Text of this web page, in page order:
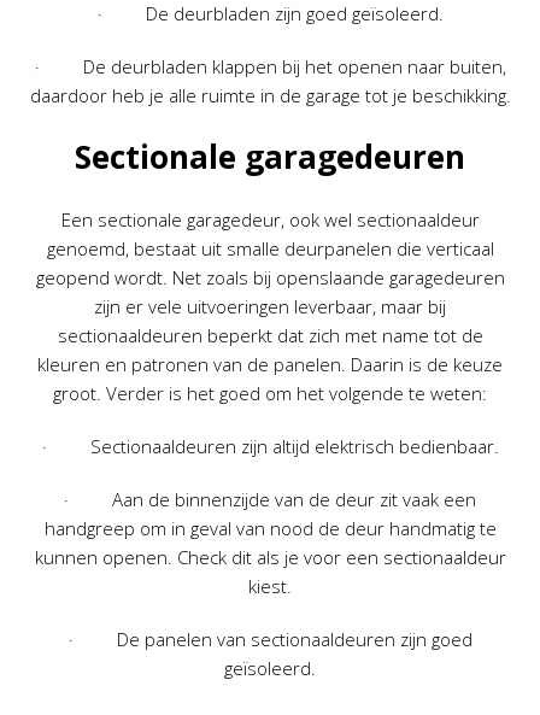
· De deurbladen zijn goed geïsoleerd.
· De deurbladen klappen bij het openen naar buiten,
daardoor heb je alle ruimte in de garage tot je beschikking.
Sectionale garagedeuren
Een sectionale garagedeur, ook wel sectionaaldeur
genoemd, bestaat uit smalle deurpanelen die verticaal
geopend wordt. Net zoals bij openslaande garagedeuren
zijn er vele uitvoeringen leverbaar, maar bij
sectionaaldeuren beperkt dat zich met name tot de
kleuren en patronen van de panelen. Daarin is de keuze
groot. Verder is het goed om het volgende te weten:
· Sectionaaldeuren zijn altijd elektrisch bedienbaar.
· Aan de binnenzijde van de deur zit vaak een
handgreep om in geval van nood de deur handmatig te
kunnen openen. Check dit als je voor een sectionaaldeur
kiest.
· De panelen van sectionaaldeuren zijn goed
geïsoleerd.